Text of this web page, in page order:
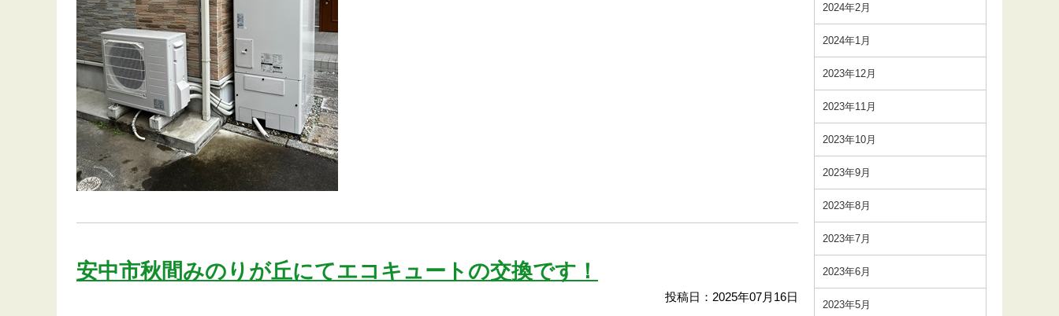
2024年2月
2024年1月
2023年12月
2023年11月
2023年10月
2023年9月
2023年8月
2023年7月
2023年6月
2023年5月
安中市秋間みのりが丘にてエコキュートの交換です！
投稿日：2025年07月16日